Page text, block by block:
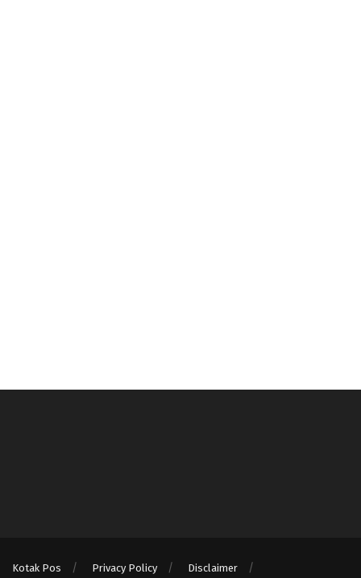
Kotak Pos Privacy Policy Disclaimer